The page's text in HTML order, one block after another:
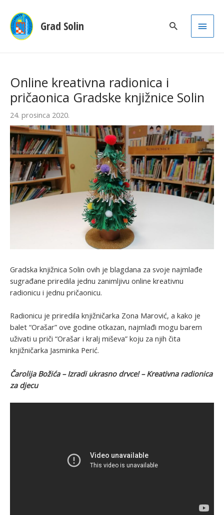
Grad Solin
Main
Online kreativna radionica i
pričaonica Gradske knjižnice Solin
24. prosinca 2020.
Gradska knjižnica Solin ovih je blagdana za svoje najmlađe
sugrađane priredila jednu zanimljivu online kreativnu
radionicu i jednu pričaonicu.
Radionicu je priredila knjižničarka Zona Marović, a kako je
balet “Orašar” ove godine otkazan, najmlađi mogu barem
uživati u priči “Orašar i kralj miševa” koju za njih čita
knjižničarka Jasminka Perić.
Čarolija Božića – Izradi ukrasno drvce! – Kreativna radionica
za djecu